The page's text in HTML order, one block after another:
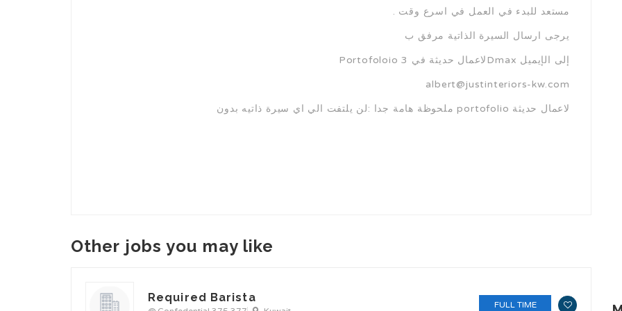
. مستعد للبدء في العمل في اسرع وقت
يرجى ارسال السيرة الذاتية مرفق ب
Portofoloio لاعمال حديثة في 3Dmax إلى الإيميل
albert@justinteriors-kw.com
ملحوظة هامة جدا :لن يلتفت الي اي سيرة ذاتيه بدون portofolio لاعمال حديثة
Other jobs you may like
Required Barista
FULL TIME